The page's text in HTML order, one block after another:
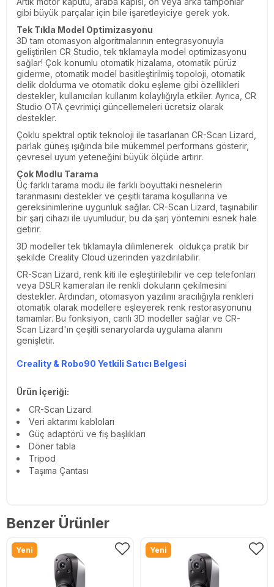
gibi büyük parçalar için bile işaretleyiciye gerek yok.
Tek Tıkla Model Optimizasyonu
3D tam otomasyon algoritmalarının entegrasyonuyla
geliştirilen CR Studio, tek tıklamayla model optimizasyonu
sağlar! Çok konumlu otomatik hizalama, otomatik pürüz
giderme, otomatik model basitleştirilmiş topoloji, otomatik
delik doldurma ve otomatik doku eşleme gibi özellikleri
destekler, kullanıcıları kullanım kolaylığıyla etkiler. Ayrıca, CR
Studio OTA çevrimiçi güncellemeleri ücretsiz olarak
destekler.
Çoklu spektral optik teknoloji ile tasarlanan CR-Scan Lizard,
parlak güneş ışığında bile mükemmel performans gösterir,
çevresel uyum yeteneğini büyük ölçüde artırır.
Çok Modlu Tarama
Üç farklı tarama modu ile farklı boyuttaki nesnelerin
taranmasını destekler ve çeşitli tarama koşullarına ve
gereksinimlerine uygunluk sağlar. CR-Scan Lizard, taşınabilir
bir şarj cihazı ile uyumludur, bu da şarj yöntemini esnek hale
getirir.
3D modeller tek tıklamayla dilimlenerek oldukça pratik bir
şekilde Creality Cloud üzerinden yazdırılabilir.
CR-Scan Lizard, renk kiti ile eşleştirilebilir ve cep telefonları
veya DSLR kameraları ile renkli dokuların çekilmesini
destekler. Ardından, otomasyon yazılımı aracılığıyla renkleri
otomatik olarak modellere eşleyerek renk restorasyonunu
tamamlar. Bu fonksiyon, canlı 3D modeller sağlar ve CR-
Scan Lizard'ın çeşitli senaryolarda uygulama alanını
genişletir.
Creality & Robo90 Yetkili Satıcı Belgesi
Ürün İçeriği:
CR-Scan Lizard
Veri aktarımı kabloları
Güç adaptörü ve fiş başlıkları
Döner tabla
Tripod
Taşıma Çantası
Benzer Ürünler
Yeni Yeni